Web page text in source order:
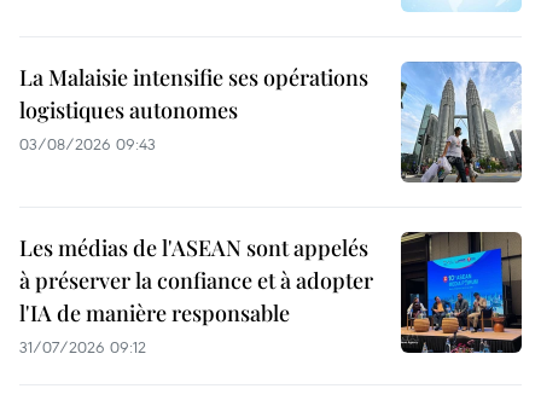
La Malaisie intensifie ses opérations
logistiques autonomes
03/08/2026 09:43
Les médias de l'ASEAN sont appelés
à préserver la confiance et à adopter
l'IA de manière responsable
31/07/2026 09:12